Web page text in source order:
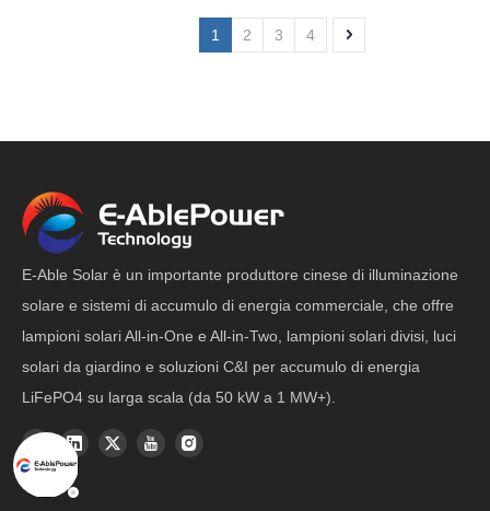
1 2 3 4
E-Able Solar è un importante produttore cinese di illuminazione
solare e sistemi di accumulo di energia commerciale, che offre
lampioni solari All-in-One e All-in-Two, lampioni solari divisi, luci
solari da giardino e soluzioni C&I per accumulo di energia
LiFePO4 su larga scala (da 50 kW a 1 MW+).